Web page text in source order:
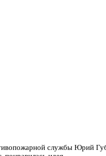
службы Юрий